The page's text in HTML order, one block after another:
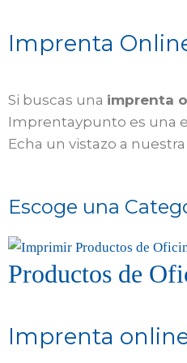
Imprenta
Si buscas una imprenta
Imprentaypunto es una
Echa un vistazo a
Escoge una
Productos de
Imprenta